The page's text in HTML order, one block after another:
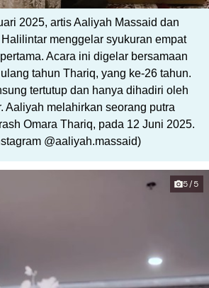
2025, artis Aaliyah Massaid dan
menggelar syukuran empat
Acara ini digelar bersamaan
tahun Thariq, yang ke-26 tahun.
tertutup dan hanya dihadiri oleh
Aaliyah melahirkan seorang putra
Omara Thariq, pada 12 Juni 2025.
@aaliyah.massaid)
5/5